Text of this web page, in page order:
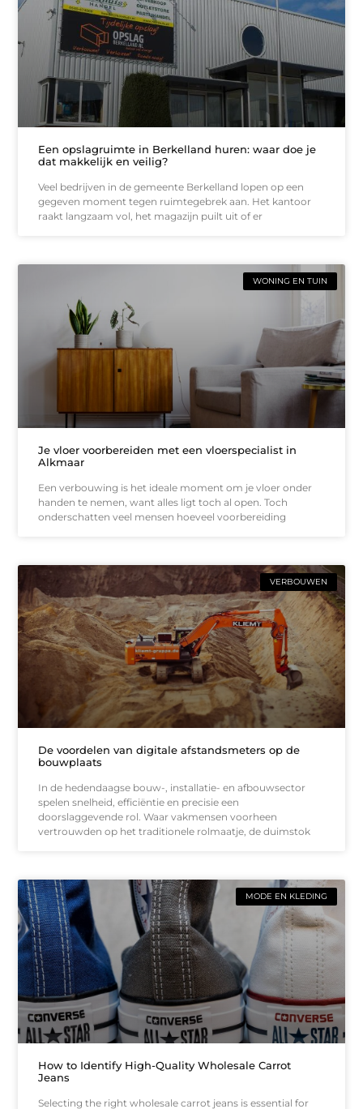
Een opslagruimte in Berkelland huren: waar doe je
dat makkelijk en veilig?
Veel bedrijven in de gemeente Berkelland lopen op een
gegeven moment tegen ruimtegebrek aan. Het kantoor
raakt langzaam vol, het magazijn puilt uit of er
WONING EN TUIN
Je vloer voorbereiden met een vloerspecialist in
Alkmaar
Een verbouwing is het ideale moment om je vloer onder
handen te nemen, want alles ligt toch al open. Toch
onderschatten veel mensen hoeveel voorbereiding
VERBOUWEN
De voordelen van digitale afstandsmeters op de
bouwplaats
In de hedendaagse bouw-, installatie- en afbouwsector
spelen snelheid, efficiëntie en precisie een
doorslaggevende rol. Waar vakmensen voorheen
vertrouwden op het traditionele rolmaatje, de duimstok
MODE EN KLEDING
How to Identify High-Quality Wholesale Carrot
Jeans
Selecting the right wholesale carrot jeans is essential for